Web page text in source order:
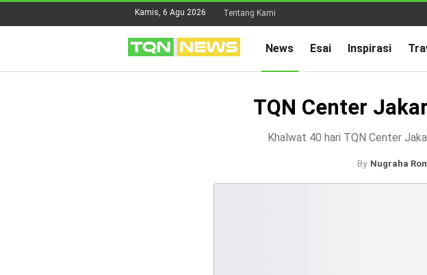
Kamis, 6 Agu 2026 Tentang Kami
News Esai Inspirasi
TQN Center
Khalwat 40 hari TQN Center
By Nugraha